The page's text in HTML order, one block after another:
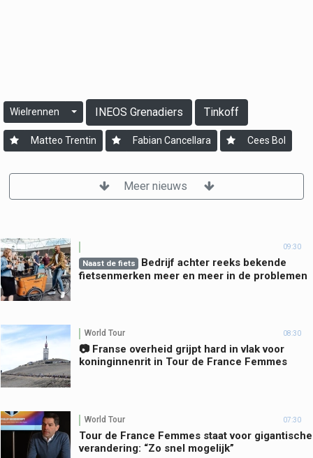
Wielrennen INEOS Grenadiers Tinkoff
Matteo Trentin Fabian Cancellara Cees Bol
Meer nieuws
09:30
Naast de fiets
Bedrijf achter reeks bekende
fietsenmerken meer en meer in de problemen
World Tour 08:30
📷 Franse overheid grijpt hard in vlak voor
koninginnenrit in Tour de France Femmes
World Tour 07:30
Tour de France Femmes staat voor gigantische
verandering: “Zo snel mogelijk”